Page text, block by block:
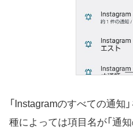
「Instagramのすべての通知
種によっては項目名が「通